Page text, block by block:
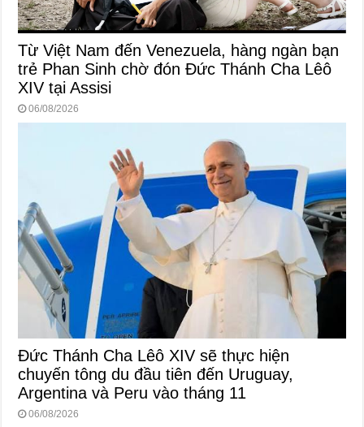
Từ Việt Nam đến Venezuela, hàng ngàn bạn
trẻ Phan Sinh chờ đón Đức Thánh Cha Lêô
XIV tại Assisi
06/08/2026
Đức Thánh Cha Lêô XIV sẽ thực hiện
chuyến tông du đầu tiên đến Uruguay,
Argentina và Peru vào tháng 11
06/08/2026